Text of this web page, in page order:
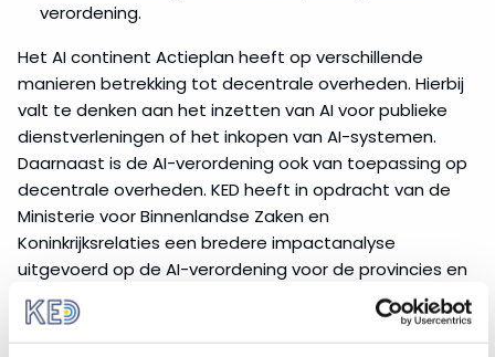
verordening.
Het AI continent Actieplan heeft op verschillende
manieren betrekking tot decentrale overheden. Hierbij
valt te denken aan het inzetten van AI voor publieke
dienstverleningen of het inkopen van AI-systemen.
Daarnaast is de AI-verordening ook van toepassing op
decentrale overheden. KED heeft in opdracht van de
Ministerie voor Binnenlandse Zaken en
Koninkrijksrelaties een bredere impactanalyse
uitgevoerd op de AI-verordening voor de provincies en
waterschappen. Die kun je hier lezen:
AI-Verordening
Impactanalyse voor waterschappen en provincies